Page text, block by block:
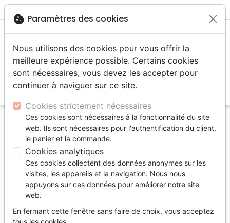
menu
Accueil Livres Edification
Croissance spirituelle
Comment puis-je vivre par la foi ? - [Questions
cruciales]
Comment puis-je vivre par la foi ?
[Questions cruciales]
Auteur :
RéférencePC9565 EAN9782924895658
cookie Paramètres des cookies
Nous utilisons des cookies pour vous offrir la
meilleure expérience possible. Certains cookies
sont nécessaires, vous devez les accepter pour
continuer à naviguer sur ce site.
Cookies strictement nécessaires
Ces cookies sont nécessaires à la fonctionnalité du site
web. Ils sont nécessaires pour l'authentification du client,
le panier et la commande.
Cookies analytiques
Ces cookies collectent des données anonymes sur les
visites, les appareils et la navigation. Nous nous
appuyons sur ces données pour améliorer notre site
web.
En fermant cette fenêtre sans faire de choix, vous acceptez